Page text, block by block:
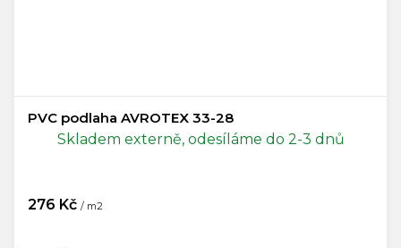
PVC podlaha AVROTEX 33-28
Skladem externě, odesíláme do 2-3 dnů
276 Kč / m2